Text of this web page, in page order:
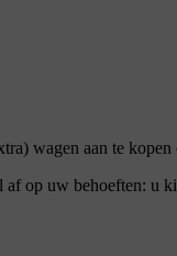
wagen aan te
op uw behoeften: u